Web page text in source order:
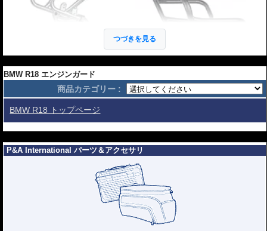
BMW R18用 エンジンガード
なぜヘプコ&ベッカーのエンジンガードが欧州の多くのライダーに選ばれている
性など、製品としての高い完成度が深く関係しています。
エンジンガートやタンクガードというと、一般的にエンジンや車体を守るも
の、と考える方が多いでしょう。 しかし、ヘプコ&ベッカーの考え方は少し違
います。
-- 全てはライダーの安全のために --
アクシデントは様々なものがあります
が、地面と車体の間への足の挟み込みは
意外と多く、この場合、重傷となるケー
スが多いです。 ヘプコ&ベッカーのエン
つづきを見る
BMW R18 エンジンガード
商品カテゴリー :
BMW R18 トップページ
P&A International パーツ＆アクセサリ